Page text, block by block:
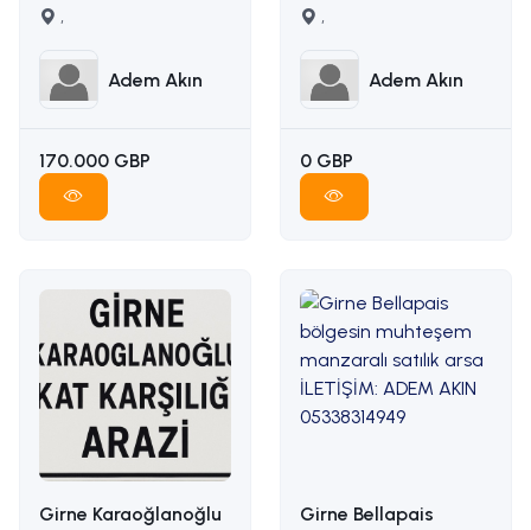
satilik arsa İLETİŞİM
05338314949
,
Adem Akın
170.000 GBP
karşılığı arazi
05338314949
,
Adem Akın
0 GBP
Girne Karaoğlanoğlu
Girne Bellapais